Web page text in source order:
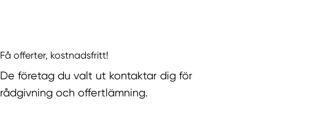
Få offerter, kostnadsfritt!
De företag du valt ut kontaktar dig för
rådgivning och offertlämning.